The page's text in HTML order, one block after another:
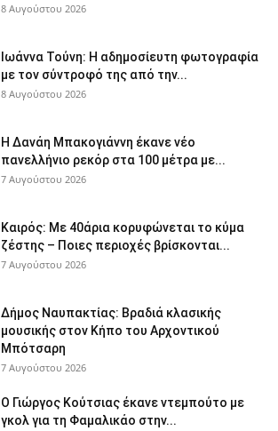
8 Αυγούστου 2026
Ιωάννα Τούνη: Η αδημοσίευτη φωτογραφία
με τον σύντροφό της από την...
8 Αυγούστου 2026
Η Δανάη Μπακογιάννη έκανε νέο
πανελλήνιο ρεκόρ στα 100 μέτρα με...
7 Αυγούστου 2026
Καιρός: Με 40άρια κορυφώνεται το κύμα
ζέστης – Ποιες περιοχές βρίσκονται...
7 Αυγούστου 2026
Δήμος Ναυπακτίας: Βραδιά κλασικής
μουσικής στον Κήπο του Αρχοντικού
Μπότσαρη
7 Αυγούστου 2026
Ο Γιώργος Κούτσιας έκανε ντεμπούτο με
γκολ για τη Φαμαλικάο στην...